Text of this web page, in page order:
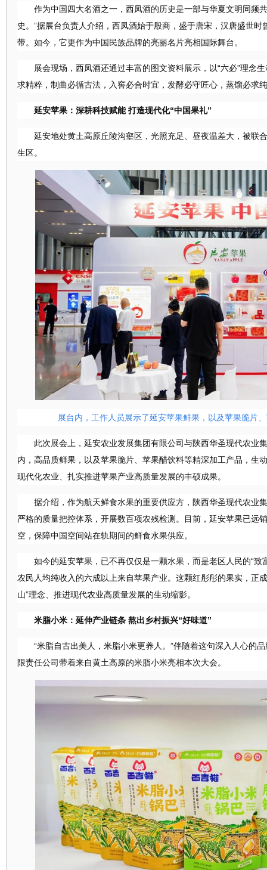
作为中国四大名酒之一，西凤酒的历史是一部与华夏文明同频
史。”据展台负责人介绍，西凤酒始于殷商，盛于唐宋，汉唐盛世
带。如今，它更作为中国民族品牌的亮丽名片亮相国际舞台。
展会现场，西凤酒还通过丰富的图文资料展示，以“六必”理念生
求精粹，制曲必循古法，入窖必合时宜，发酵必守匠心，蒸馏必求
延安苹果：深耕科技赋能 打造现代化“中国果礼”
延安地处黄土高原丘陵沟壑区，光照充足、昼夜温差大，被联
生区。
展台内，工作人员展示了延安苹果鲜果，以及苹果脆片
此次展会上，延安农业发展集团有限公司与陕西华圣现代农业
内，高品质鲜果，以及苹果脆片、苹果醋饮料等精深加工产品，生
现代化农业、扎实推进苹果产业高质量发展的丰硕成果。
据介绍，作为航天鲜食水果的重要供应方，陕西华圣现代农业
严格的质量把控体系，开展数百项农残检测。目前，延安苹果已远
空，保障中国空间站在轨期间的鲜食水果供应。
如今的延安苹果，已不再仅仅是一颗水果，而是老区人民的“致
农民 人均纯收入的六成以上来自苹果产业。这颗红彤彤的果实，正
山”理念、推进现代农业高质量发展的生动缩影。
米脂小米：延伸产业链条 熬出乡村振兴“好味道”
“米脂自古出美人，米脂小米更养人。”伴随着这句深入人心的
限责任公司带着来自黄土高原的米脂小米亮相本次大会。